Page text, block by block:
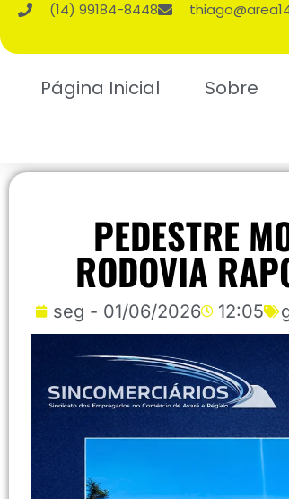
(14) 99184-8448
Página Inicial Sobre
PEDESTRE
RODOVIA
seg - 01/06/2026 12:05